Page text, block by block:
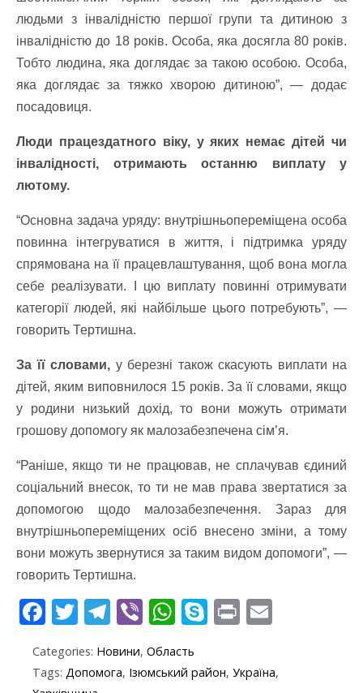
людьми з інвалідністю першої групи та дитиною з
інвалідністю до 18 років. Особа, яка досягла 80 років.
Тобто людина, яка доглядає за такою особою. Особа,
яка доглядає за тяжко хворою дитиною”, — додає
посадовиця.
Люди працездатного віку, у яких немає дітей чи
інвалідності, отримають останню виплату у
лютому.
“Основна задача уряду: внутрішньопереміщена особа
повинна інтегруватися в життя, і підтримка уряду
спрямована на її працевлаштування, щоб вона могла
себе реалізувати. І цю виплату повинні отримувати
категорії людей, які найбільше цього потребують”, —
говорить Тертишна.
За її словами, у березні також скасують виплати на
дітей, яким виповнилося 15 років. За її словами, якщо
у родини низький дохід, то вони можуть отримати
грошову допомогу як малозабезпечена сім’я.
“Раніше, якщо ти не працював, не сплачував єдиний
соціальний внесок, то ти не мав права звертатися за
допомогою щодо малозабезпечення. Зараз для
внутрішньопереміщених осіб внесено зміни, а тому
вони можуть звернутися за таким видом допомоги”, —
говорить Тертишна.
F
e
T
itt
T
e
Vi
er
W
at
S
y
Pr
t ai
Categories: Новини, Область
Tags: Допомога, Ізюмський район, Україна,